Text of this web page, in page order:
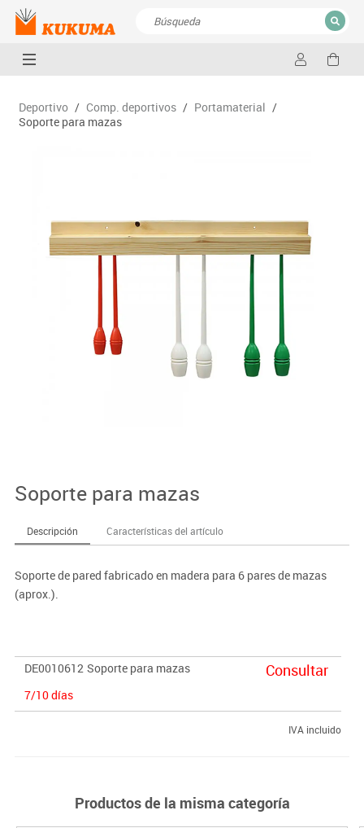
CERRAR
Deportivo / Comp. deportivos / Portamaterial /
Soporte para mazas
Soporte para mazas
Descripción Características del artículo
Soporte de pared fabricado en madera para 6 pares de mazas
(aprox.).
DE0010612 Soporte para mazas
7/10 días
Consultar
IVA incluido
Productos de la misma categoría